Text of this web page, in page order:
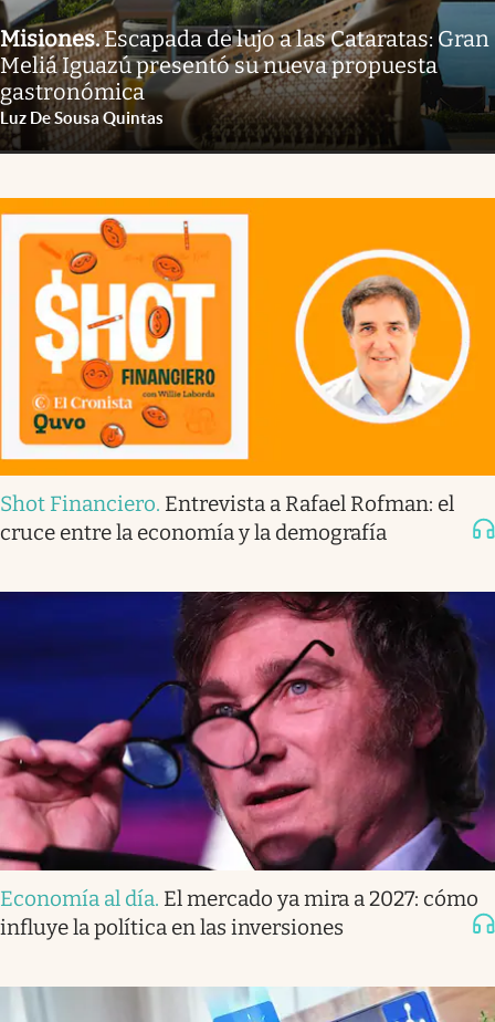
Misiones.Escapada de lujo a las Cataratas: Gran
Meliá Iguazú presentó su nueva propuesta
gastronómica
Luz De Sousa Quintas
Shot Financiero. Entrevista a Rafael Rofman: el
cruce entre la economía y la demografía
Economía al día. El mercado ya mira a 2027: cómo
influye la política en las inversiones